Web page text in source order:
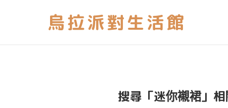
搜尋「迷你襯裙」